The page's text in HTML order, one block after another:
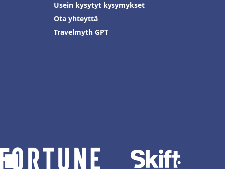
Usein kysytyt kysymykset
Ota yhteyttä
Travelmyth GPT